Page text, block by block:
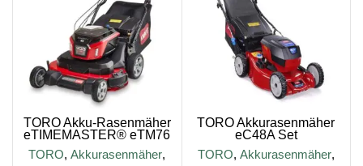
TORO Akku-Rasenmäher
eTIMEMASTER® eTM76
TORO,Akkurasenmäher,
TORO Akkurasenmäher
eC48A Set
TORO, Akkurasenmäher,